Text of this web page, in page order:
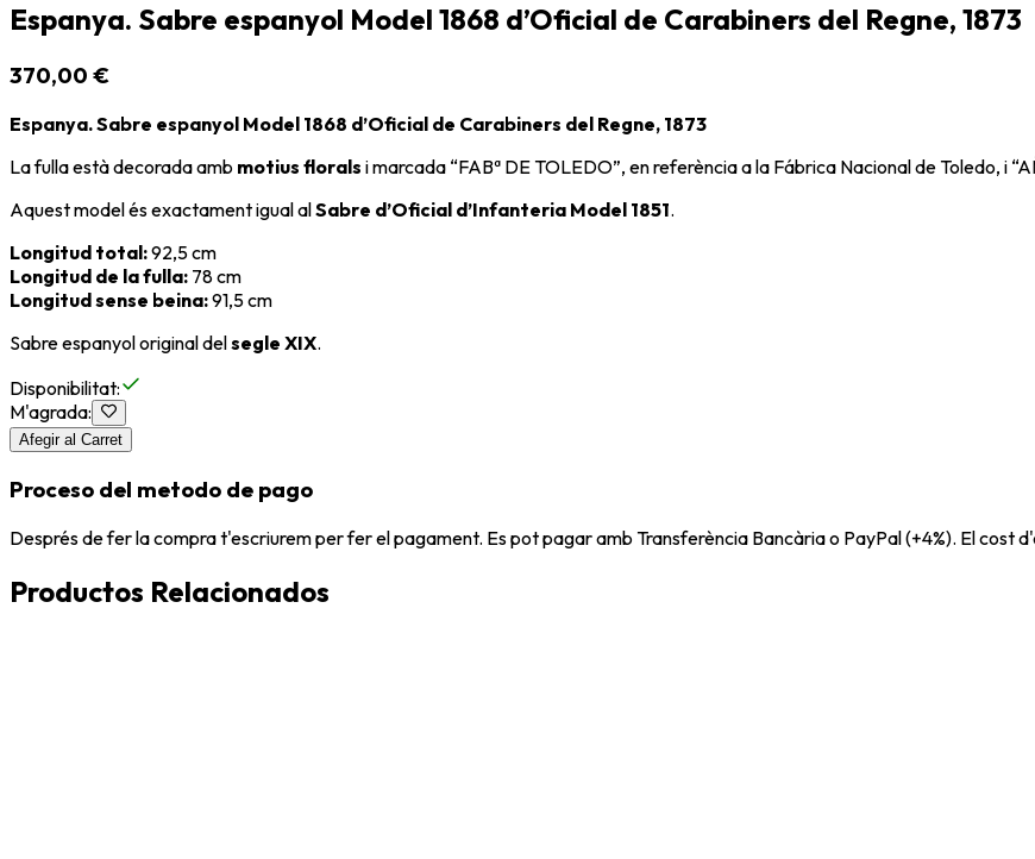
Espanya. Sabre espanyol Model 1868 d’Oficial de Carabiners del Regne, 1873
370,00 €
Espanya. Sabre espanyol Model 1868 d’Oficial de Carabiners del Regne, 1873
La fulla està decorada amb motius florals i marcada “FABª DE TOLEDO”, en referència a la Fábrica Nacional de Toledo, i
Aquest model és exactament igual alSabre d’Oficial d’Infanteria Model 1851.
Longitud total:92,5 cm
Longitud de la fulla: 78 cm
Longitud sense beina:91,5 cm
Sabre espanyol original delsegle XIX.
Disponibilitat:
M'agrada:
Afegir al Carret
Proceso del metodo de pago
Després de fer la compra t'escriurem per fer el pagament. Es pot pagar amb Transferència Bancària o PayPal (+4%). El cost
Productos Relacionados